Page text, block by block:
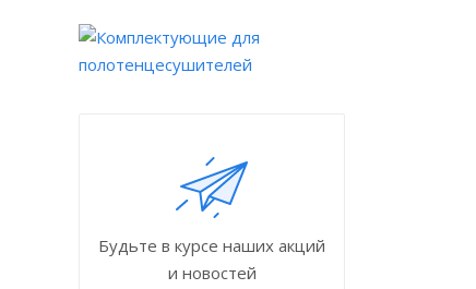
Будьте в курсе наших акций
и новостей